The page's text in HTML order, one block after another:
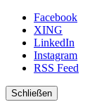
Facebook
XING
LinkedIn
Instagram
RSS Feed
Schließen